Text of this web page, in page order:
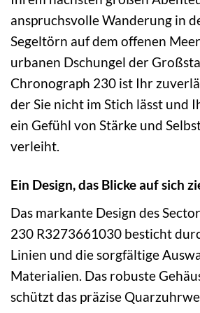
anspruchsvolle Wanderung in
Segeltörn auf dem offenen
urbanen Dschungel der
Chronograph 230 ist Ihr
der Sie nicht im Stich lässt und
ein Gefühl von Stärke und
verleiht.
Ein Design, das Blicke auf sich
Das markante Design des
230 R3273661030 besticht
Linien und die sorgfältige
Materialien. Das robuste
schützt das präzise